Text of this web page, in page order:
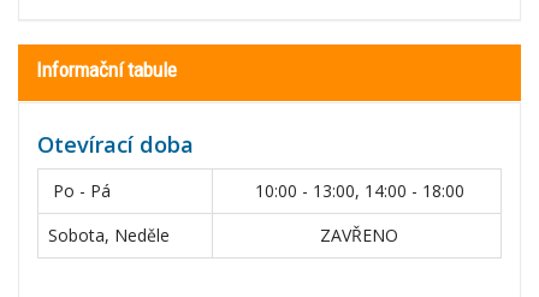
Informační tabule
Otevírací doba
Po - Pá
10:00 - 13:00, 14:00 - 18:00
Sobota, Neděle
ZAVŘENO